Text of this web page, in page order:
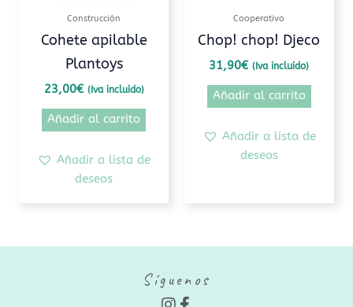
Construcción
Cohete apilable
Plantoys
23,00€ (Iva incluido)
Añadir al carrito
Añadir a lista de
deseos
Cooperativo
Chop! chop! Djeco
31,90€ (Iva incluido)
Añadir al carrito
Añadir a lista de
deseos
Síguenos
I
F